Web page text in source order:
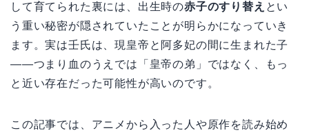
して育てられた裏には、出生時の赤子のすり替え とい
う重い秘密が隠されていたことが明らかになっていき
ます。実は壬氏は、現皇帝と阿多妃の間に生まれた子
——つまり血のうえでは「皇帝の弟」ではなく、もっ
と近い存在だった可能性が高いのです。
この記事では、アニメから入った人や原作を読み始め